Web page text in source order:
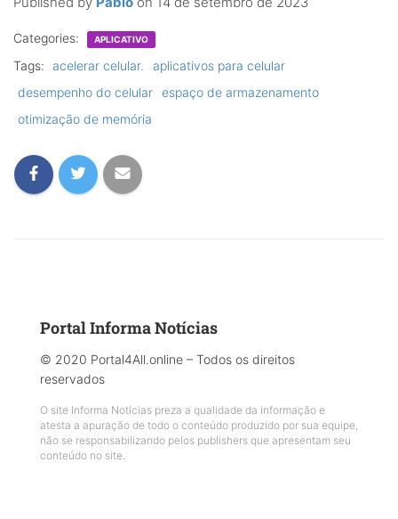
Categories: APLICATIVO
Tags: acelerar celular.
aplicativos para celular
desempenho do celular espaço de armazenamento
otimização de memória
Portal Informa Notícias
© 2020 Portal4All.online – Todos os direitos
reservados
O site Informa Notícias preza a qualidade da informação e
atesta a apuração de todo o conteúdo produzido por sua equipe,
não se responsabilizando pelos publishers que apresentam seu
conteúdo no site.